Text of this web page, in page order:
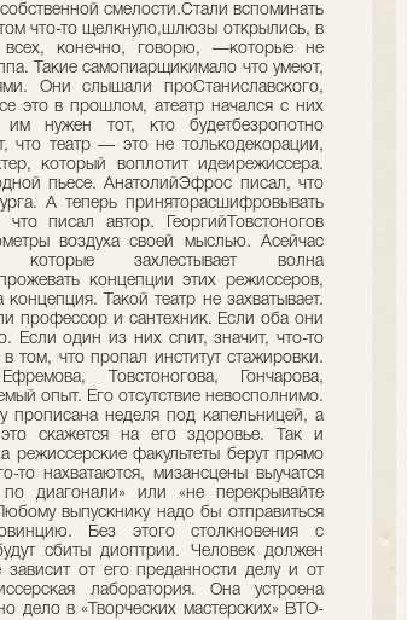
смелости.Стали вспоминать
что-то щелкнуло,шлюзы открылись, в
конечно, говорю, —которые не
Такие самопиарщикимало что умеют,
Они слышали проСтаниславского,
это в прошлом, атеатр начался с них
нужен тот, кто будетбезропотно
что театр — это не толькодекорации,
который воплотит идеирежиссера.
пьесе. АнатолийЭфрос писал, что
А теперь приняторасшифровывать
писал автор. ГеоргийТовстоногов
воздуха своей мыслью. Асейчас
которые захлестывает волна
концепции этих режиссеров,
Такой театр не захватывает.
профессор и сантехник. Если оба они
Если один из них спит, значит, что-то
том, что пропал институт стажировки.
Товстоногова, Гончарова,
опыт. Его отсутствие невосполнимо.
неделя под капельницей, а
скажется на его здоровье. Так и
режиссерские факультеты берут прямо
то нахватаются, мизансцены выучатся
по диагонали» или «не перекрывайте
выпускнику надо бы отправиться
Без этого столкновения с
сбиты диоптрии. Человек должен
от его преданности делу и от
лаборатория. Она устроена
дело в «Творческих мастерских» ВТО-